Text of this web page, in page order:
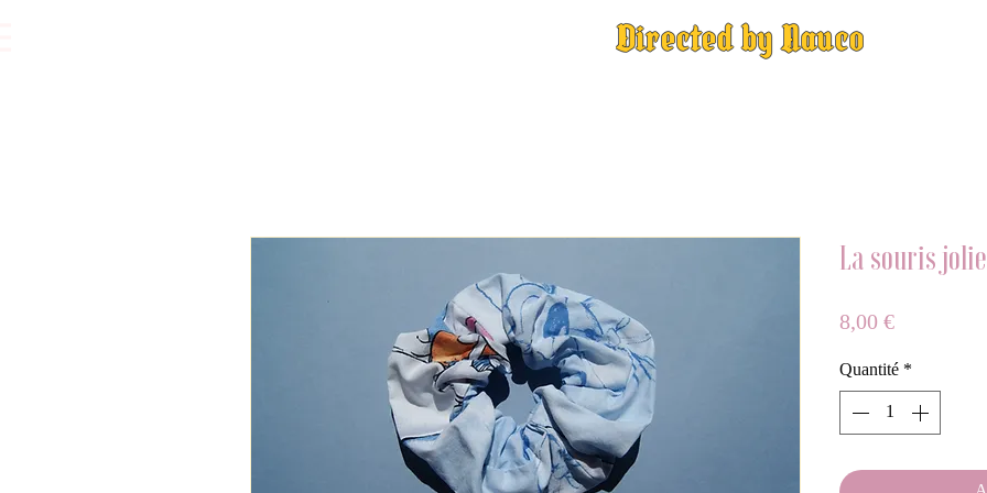
Directed by Nauco
La souris jolie
8,00 €Prix
Quantité*